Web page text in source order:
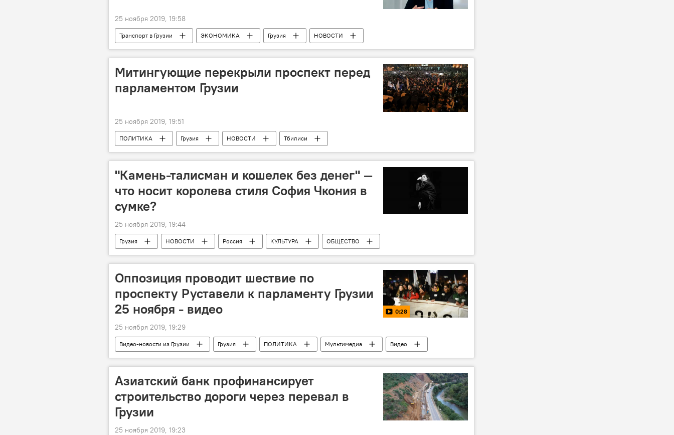
25 ноября 2019, 19:58
Транспорт в Грузии ЭКОНОМИКА Грузия НОВОСТИ
Митингующие перекрыли проспект перед
парламентом Грузии
25 ноября 2019, 19:51
ПОЛИТИКА Грузия НОВОСТИ
Тбилиси
Грузинская мечта - демократическая Грузия
Парламентские выборы
"Камень-талисман и кошелек без денег" —
что носит королева стиля София Чкония в
сумке?
25 ноября 2019, 19:44
Грузия НОВОСТИ Россия КУЛЬТУРА
ОБЩЕСТВО
София Чкония
Vogue Культурная жизнь Грузии
Оппозиция проводит шествие по
проспекту Руставели к парламенту Грузии
25 ноября - видео
0:28
25 ноября 2019, 19:29
Видео-новости из Грузии Грузия ПОЛИТИКА Мультимедиа
Видео
Протест
Акции протеста Акция протеста
Азиатский банк профинансирует
строительство дороги через перевал в
Грузии
25 ноября 2019, 19:23